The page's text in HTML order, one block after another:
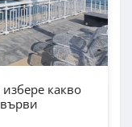
какво